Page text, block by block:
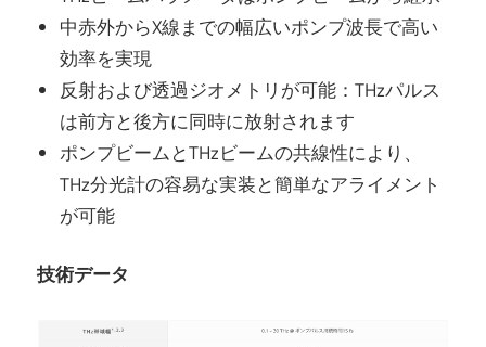
中赤外からX線までの幅広いポンプ波長で高い
効率を実現
反射および透過ジオメトリが可能：THzパルス
は前方と後方に同時に放射されます
ポンプビームとTHzビームの共線性により、
THz分光計の容易な実装と簡単なアライメント
が可能
技術データ